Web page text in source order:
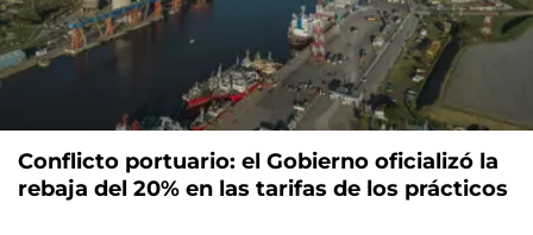
Conflicto portuario: el Gobierno oficializó la
rebaja del 20% en las tarifas de los prácticos